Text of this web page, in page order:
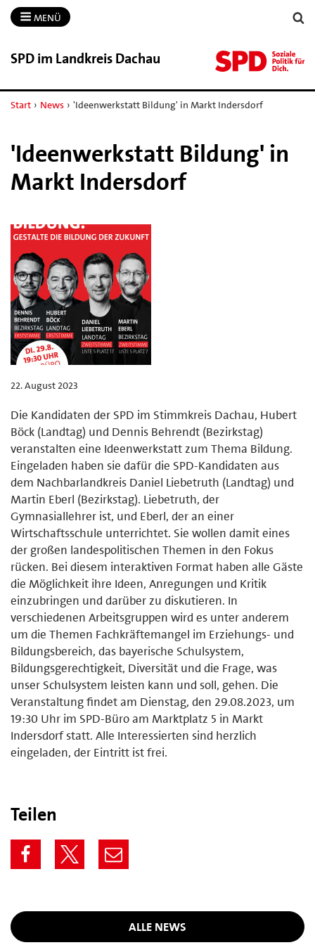
MENÜ
SPD im Landkreis Dachau
Start › News › 'Ideenwerkstatt Bildung' in Markt Indersdorf
'Ideenwerkstatt Bildung' in
Markt Indersdorf
22. August 2023
Die Kandidaten der SPD im Stimmkreis Dachau, Hubert
Böck (Landtag) und Dennis Behrendt (Bezirkstag)
veranstalten eine Ideenwerkstatt zum Thema Bildung.
Eingeladen haben sie dafür die SPD-Kandidaten aus
dem Nachbarlandkreis Daniel Liebetruth (Landtag) und
Martin Eberl (Bezirkstag). Liebetruth, der
Gymnasiallehrer ist, und Eberl, der an einer
Wirtschaftsschule unterrichtet. Sie wollen damit eines
der großen landespolitischen Themen in den Fokus
rücken. Bei diesem interaktiven Format haben alle Gäste
die Möglichkeit ihre Ideen, Anregungen und Kritik
einzubringen und darüber zu diskutieren. In
verschiedenen Arbeitsgruppen wird es unter anderem
um die Themen Fachkräftemangel im Erziehungs- und
Bildungsbereich, das bayerische Schulsystem,
Bildungsgerechtigkeit, Diversität und die Frage, was
unser Schulsystem leisten kann und soll, gehen. Die
Veranstaltung findet am Dienstag, den 29.08.2023, um
19:30 Uhr im SPD-Büro am Marktplatz 5 in Markt
Indersdorf statt. Alle Interessierten sind herzlich
eingeladen, der Eintritt ist frei.
Teilen
ALLE NEWS